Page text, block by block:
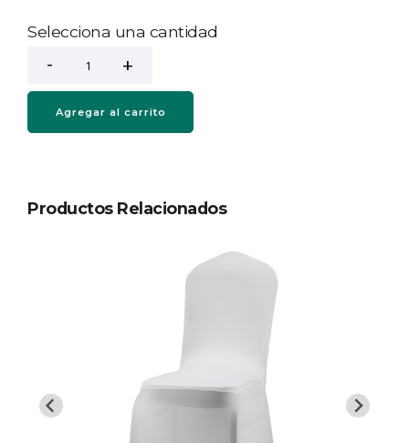
Selecciona una cantidad
Agregar al carrito
Productos Relacionados